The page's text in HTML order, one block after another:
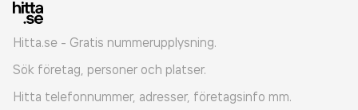
Hitta.se - Gratis nummerupplysning.
Sök företag, personer och platser.
Hitta telefonnummer, adresser, företagsinfo mm.